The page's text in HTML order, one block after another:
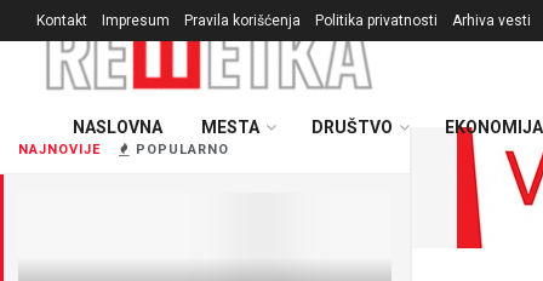
NAJNOVIJE POPULARNO
Kontakt Impresum Pravila korišćenja Politika privatnosti Arhiva vesti
NASLOVNA MESTA DRUŠTVO EKONOMIJA